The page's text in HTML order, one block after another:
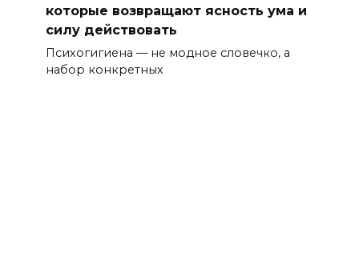
которые возвращают ясность ума и
силу действовать
Психогигиена — не модное словечко, а
набор конкретных